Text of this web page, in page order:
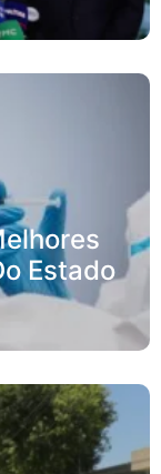
Estado